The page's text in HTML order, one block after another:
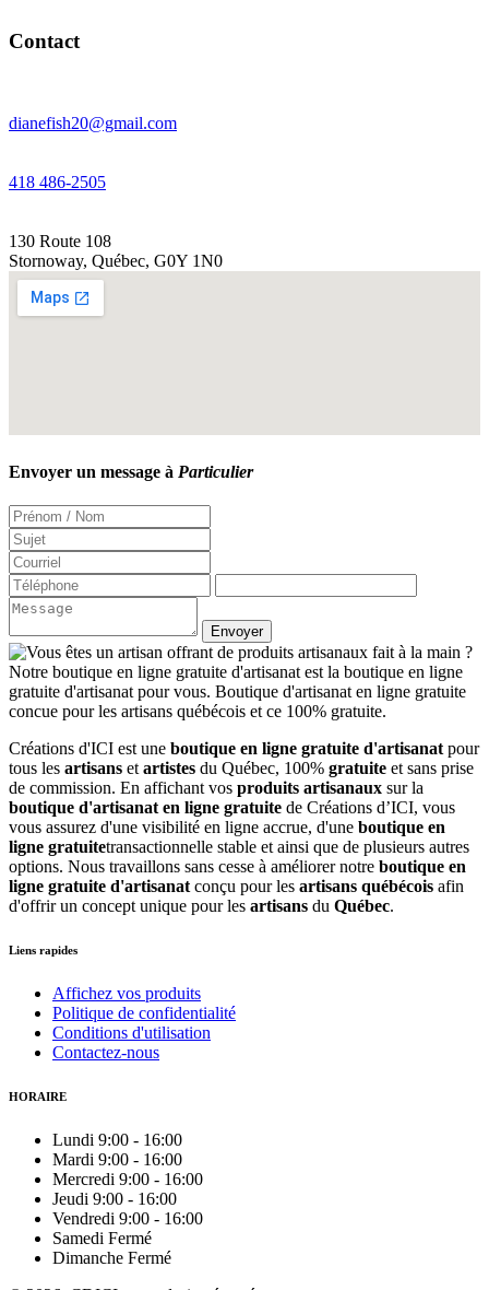
Contact
dianefish20@gmail.com
418 486-2505
130 Route 108
Stornoway, Québec, G0Y 1N0
Envoyer un message à Particulier
Créations d'ICI est une boutique en ligne gratuite d'artisanat pour
tous les artisans et artistes du Québec, 100% gratuite et sans prise
de commission. En affichant vos produits artisanaux sur la
boutique d'artisanat en ligne gratuite de Créations d’ICI, vous
vous assurez d'une visibilité en ligne accrue, d'une boutique en
ligne gratuitetransactionnelle stable et ainsi que de plusieurs autres
options. Nous travaillons sans cesse à améliorer notre boutique en
ligne gratuite d'artisanat conçu pour les artisans québécois afin
d'offrir un concept unique pour les artisans du Québec.
Liens rapides
Affichez vos produits
Politique de confidentialité
Conditions d'utilisation
Contactez-nous
HORAIRE
Lundi 9:00 - 16:00
Mardi 9:00 - 16:00
Mercredi 9:00 - 16:00
Jeudi 9:00 - 16:00
Vendredi 9:00 - 16:00
Samedi Fermé
Dimanche Fermé